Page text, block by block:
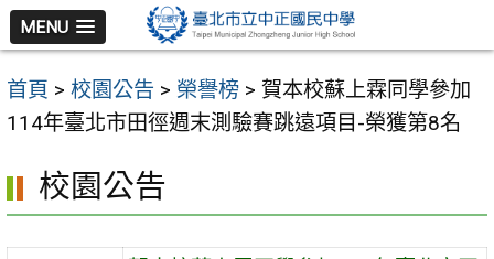
跳
至
主
要
容
區
MENU
首頁 > 校園公告 > 榮譽榜 > 賀本校蘇上霖同學參加
114年臺北市田徑週末測驗賽跳遠項目-榮獲第8名
校園公告